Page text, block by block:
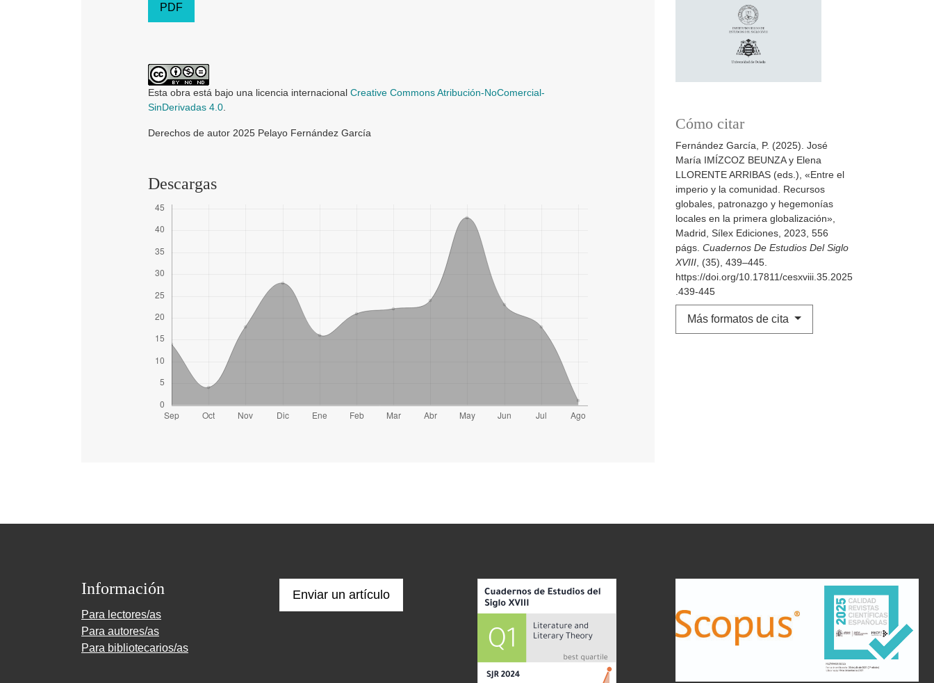
Cómo citar
Fernández García, P. (2025). José
María IMÍZCOZ BEUNZA y Elena
LLORENTE ARRIBAS (eds.), «Entre el
imperio y la comunidad. Recursos
globales, patronazgo y hegemonías
locales en la primera globalización»,
Madrid, Sílex Ediciones, 2023, 556
págs. Cuadernos De Estudios Del Siglo
XVIII , (35), 439–445.
https://doi.org/10.17811/cesxviii.35.2025
.439-445
Más formatos de cita
PDF
Esta obra está bajo una licencia internacional Creative Commons Atribución-NoComercial-
SinDerivadas 4.0
Derechos de autor 2025 Pelayo Fernández García
Descargas
Información
Para lectores/as
Para autores/as
Para bibliotecarios/as
Enviar un artículo